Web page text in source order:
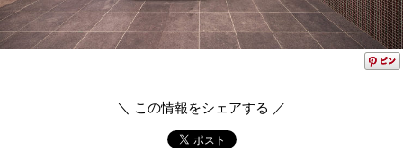
＼ この情報をシェアする ／